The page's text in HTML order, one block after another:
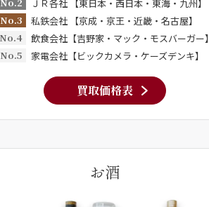
ＪＲ各社 【東日本・西日本・東海・九州】
No.3
私鉄会社 【京成・京王・近畿・名古屋】
No.4
飲食会社【吉野家・マック・モスバーガー】
No.5
家電会社【ビックカメラ・ケーズデンキ】
買取価格表
お酒